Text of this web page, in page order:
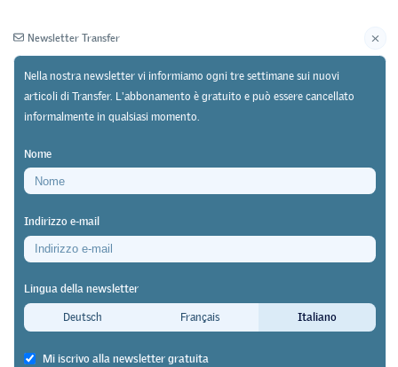
Newsletter Archivio
28/03/23
Un fenomeno diffuso principalmente nella Svizzera
Formazione professionale a
pagamento
Newsletter Transfer
Nella nostra newsletter vi informiamo ogni tre settimane sui nuovi
articoli di Transfer. L'abbonamento è gratuito e può essere cancellato
informalmente in qualsiasi momento.
Nome
Indirizzo e-mail
Lingua della newsletter
Deutsch
Français Italiano
Mi iscrivo alla newsletter gratuita